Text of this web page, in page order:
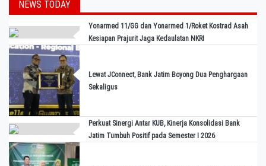
NEWS TODAY
Yonarmed 11/GG dan Yonarmed 1/Roket Kostrad Asah
Kesiapan Prajurit Jaga Kedaulatan NKRI
Lewat JConnect, Bank Jatim Boyong Dua Penghargaan
Sekaligus
Perkuat Sinergi Antar KUB, Kinerja Konsolidasi Bank
Jatim Tumbuh Positif pada Semester I 2026